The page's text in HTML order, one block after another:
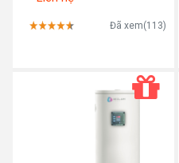
Đã xem(113)